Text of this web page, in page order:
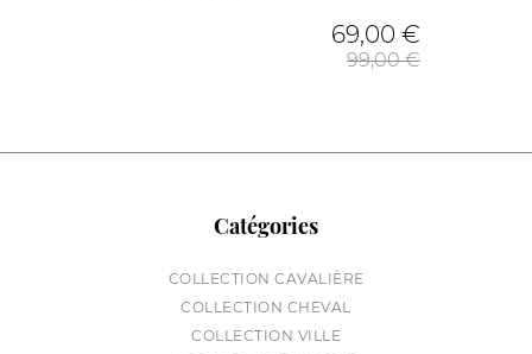
69,00 €
99,00 €
Catégories
COLLECTION CAVALIÈRE
COLLECTION CHEVAL
COLLECTION VILLE